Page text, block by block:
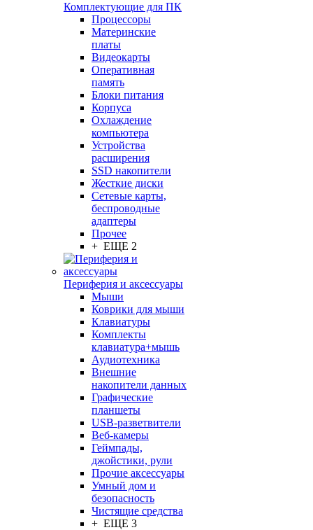
Комплектующие для ПК
Процессоры
Материнские
платы
Видеокарты
Оперативная
память
Блоки питания
Корпуса
Охлаждение
компьютера
Устройства
расширения
SSD накопители
Жесткие диски
Сетевые карты,
беспроводные
адаптеры
Прочее
+ ЕЩЕ 2
Периферия и аксессуары
Мыши
Коврики для мыши
Клавиатуры
Комплекты
клавиатура+мышь
Аудиотехника
Внешние
накопители данных
Графические
планшеты
USB-разветвители
Веб-камеры
Геймпады,
джойстики, рули
Прочие аксессуары
Умный дом и
безопасность
Чистящие средства
+ ЕЩЕ 3